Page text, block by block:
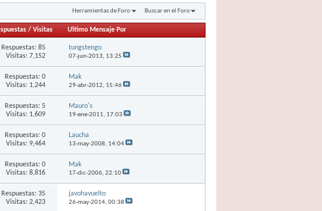
Herramientas de Foro Buscar en el Foro
/ Visitas Ultimo Mensaje Por
Respuestas: 85
Visitas: 7,152
tungstengo
07-jun-2013, 13:25
Respuestas: 0
Visitas: 1,244
Mak
29-abr-2012, 15:46
Respuestas: 5
Visitas: 1,609
Mauro's
19-ene-2011, 17:03
Respuestas: 0
Visitas: 9,464
Laucha
13-may-2008, 14:04
Respuestas: 0
Visitas: 8,816
Mak
17-dic-2006, 22:10
Respuestas: 35
Visitas: 2,423
javohavuelto
26-may-2014, 00:38